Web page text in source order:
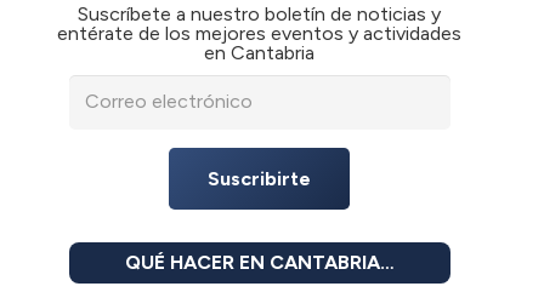
Suscríbete a nuestro boletín de noticias y
entérate de los mejores eventos y actividades
en Cantabria
Suscribirte
QUÉ HACER EN CANTABRIA…